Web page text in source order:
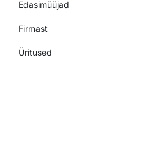
Edasimüüjad
Firmast
Üritused